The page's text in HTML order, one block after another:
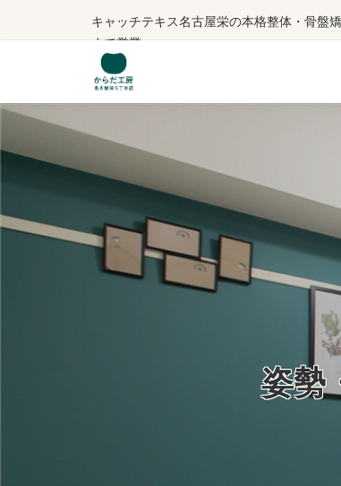
キャッチテキス名古屋栄の本格整体・骨盤
まで営業
姿勢